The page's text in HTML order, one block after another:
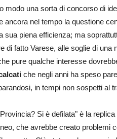
modo una sorta di concorso di
ancora nel tempo la questione
sua piena efficienza; ma
di fatto Varese, alle soglie di una
pure qualche interesse
che negli anni ha speso
in tempi non sospetti al
Si è defilata" è la
che avrebbe creato problemi